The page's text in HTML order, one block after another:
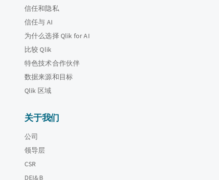
信任和隐私
信任与 AI
为什么选择 Qlik for AI
比较 Qlik
特色技术合作伙伴
数据来源和目标
Qlik 区域
关于我们
公司
领导层
CSR
DEI&B